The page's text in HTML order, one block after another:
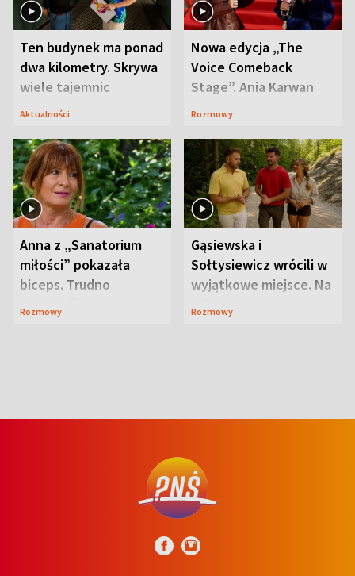
Ten budynek ma ponad
dwa kilometry. Skrywa
wiele tajemnic
Aktualności
Nowa edycja „The
Voice Comeback
Stage”. Ania Karwan
zapowiada
Rozmowy
Anna z „Sanatorium
miłości” pokazała
biceps. Trudno
uwierzyć, co przeszła
Rozmowy
Gąsiewska i
Sołtysiewicz wrócili w
wyjątkowe miejsce. Na
szlaku czekał
Rozmowy